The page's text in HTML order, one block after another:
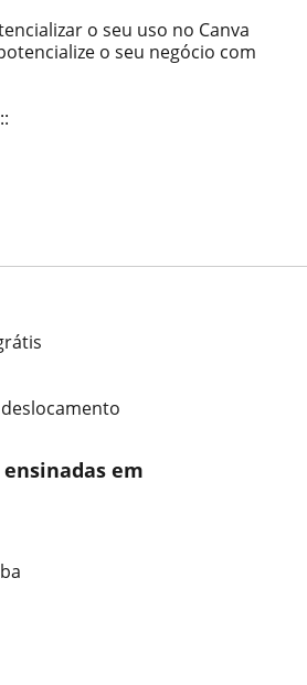
em
o seu uso no Canva
o seu negócio com